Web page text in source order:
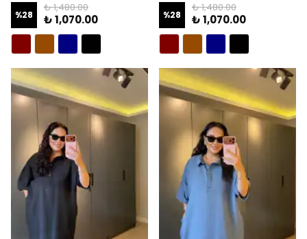
%28
₺ 1,480.00
₺ 1,070.00 %28
₺ 1,480.00
₺ 1,070.00